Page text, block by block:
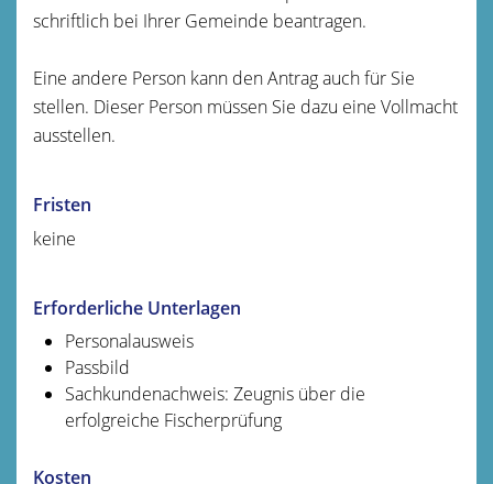
schriftlich bei Ihrer Gemeinde beantragen.
Eine andere Person kann den Antrag auch für Sie
stellen. Dieser Person müssen Sie dazu eine Vollmacht
ausstellen.
Fristen
keine
Erforderliche Unterlagen
Personalausweis
Passbild
Sachkundenachweis: Zeugnis über die
erfolgreiche Fischerprüfung
Kosten